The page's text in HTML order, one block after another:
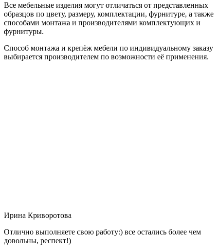
Все мебельные изделия могут отличаться от представленных
образцов по цвету, размеру, комплектации, фурнитуре, а также
способами монтажа и производителями комплектующих и
фурнитуры.
Способ монтажа и крепёж мебели по индивидуальному заказу
выбирается производителем по возможности её применения.
Ирина Криворотова
Отлично выполняете свою работу:) все остались более чем
довольны, респект!)